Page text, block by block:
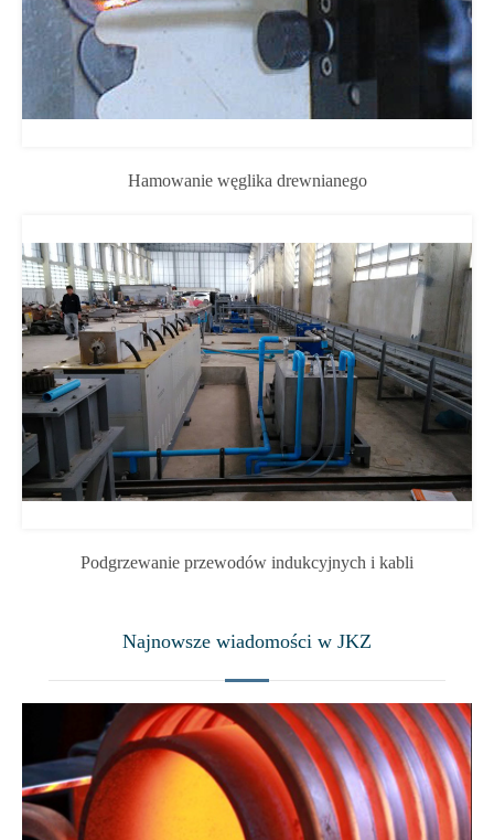
Hamowanie węglika drewnianego
Podgrzewanie przewodów indukcyjnych i kabli
Najnowsze wiadomości w JKZ